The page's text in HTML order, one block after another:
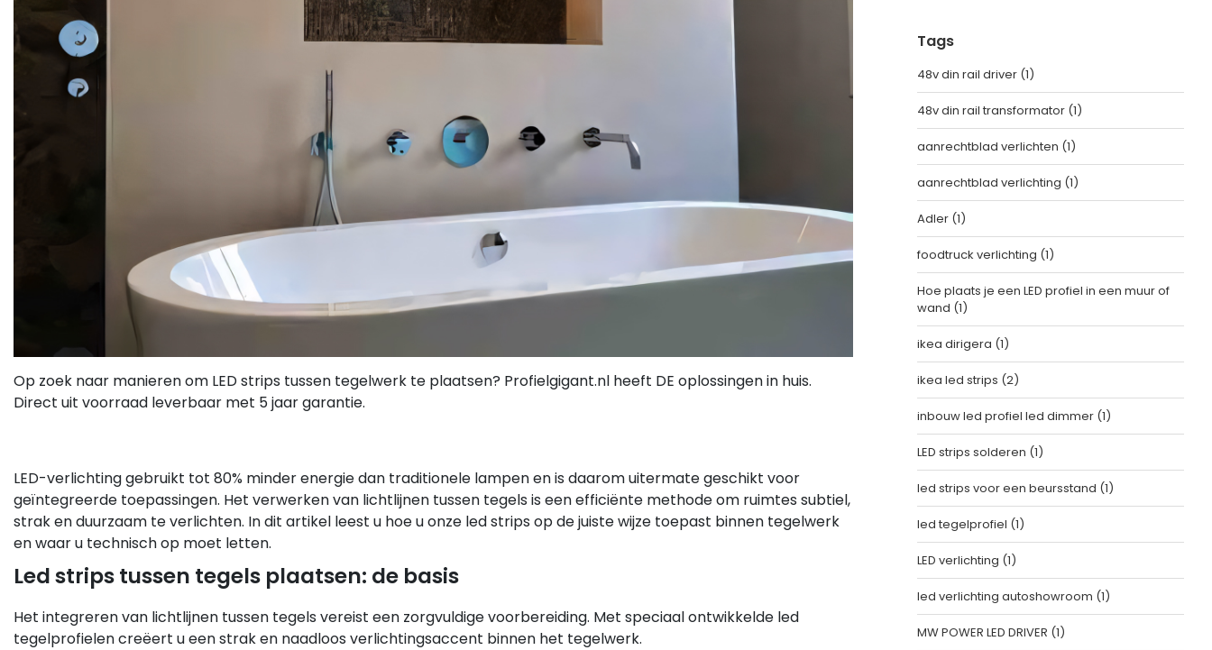
Op zoek naar manieren om LED strips tussen tegelwerk te plaatsen? Profielgigant.nl heeft DE oplossingen in huis.
Direct uit voorraad leverbaar met 5 jaar garantie.
LED-verlichting gebruikt tot 80% minder energie dan traditionele lampen en is daarom uitermate geschikt voor
geïntegreerde toepassingen. Het verwerken van lichtlijnen tussen tegels is een efficiënte methode om ruimtes subtiel,
strak en duurzaam te verlichten. In dit artikel leest u hoe u onze led strips op de juiste wijze toepast binnen tegelwerk
en waar u technisch op moet letten.
Led strips tussen tegels plaatsen: de basis
Het integreren van lichtlijnen tussen tegels vereist een zorgvuldige voorbereiding. Met speciaal ontwikkelde led
tegelprofielen creëert u een strak en naadloos verlichtingsaccent binnen het tegelwerk.
Tags
48v din rail driver (1)
48v din rail transformator (1)
aanrechtblad verlichten (1)
aanrechtblad verlichting (1)
Adler (1)
foodtruck verlichting (1)
Hoe plaats je een LED profiel in een muur of
wand (1)
ikea dirigera (1)
ikea led strips (2)
inbouw led profiel led dimmer (1)
LED strips solderen (1)
led strips voor een beursstand (1)
led tegelprofiel (1)
LED verlichting (1)
led verlichting autoshowroom (1)
MW POWER LED DRIVER (1)